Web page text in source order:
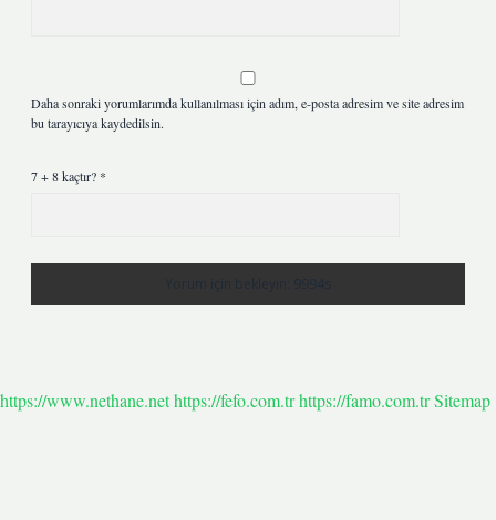
Daha sonraki yorumlarımda kullanılması için adım, e-posta adresim ve site adresim
bu tarayıcıya kaydedilsin.
7 + 8 kaçtır? *
https://www.nethane.nethttps://fefo.com.trhttps://famo.com.trSitemap